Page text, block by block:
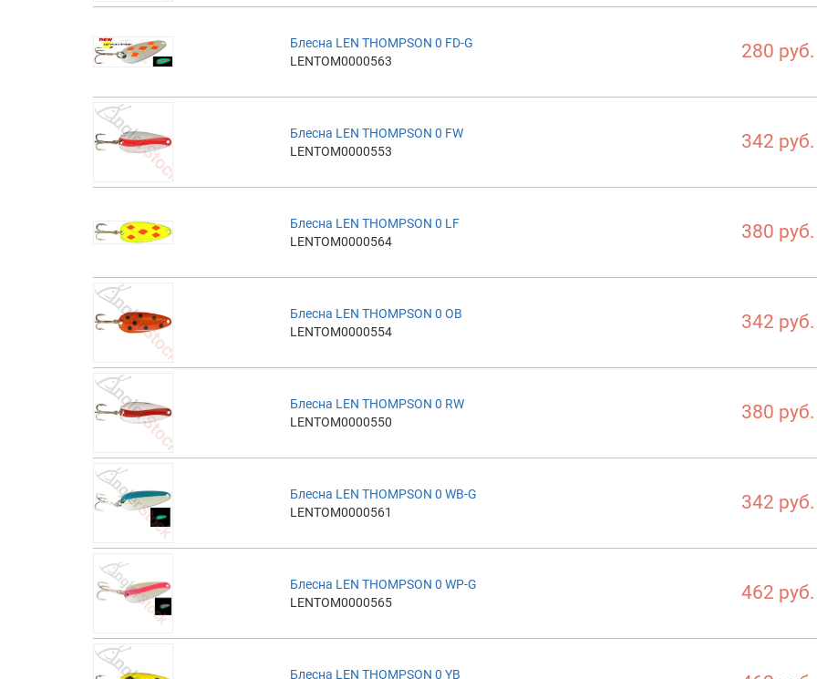
Блесна LEN THOMPSON 0 FD-G
LENTOM0000563
280 руб.
Блесна LEN THOMPSON 0 FW
LENTOM0000553
342 руб.
Блесна LEN THOMPSON 0 LF
LENTOM0000564
380 руб.
Блесна LEN THOMPSON 0 OB
LENTOM0000554
342 руб.
Блесна LEN THOMPSON 0 RW
LENTOM0000550
380 руб.
Блесна LEN THOMPSON 0 WB-G
LENTOM0000561
342 руб.
Блесна LEN THOMPSON 0 WP-G
LENTOM0000565
462 руб.
Блесна LEN THOMPSON 0 YB